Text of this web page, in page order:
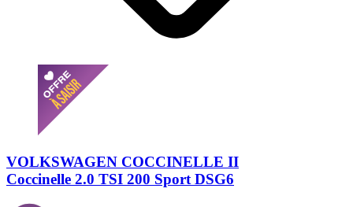
VOLKSWAGEN COCCINELLE II
Coccinelle 2.0 TSI 200 Sport DSG6